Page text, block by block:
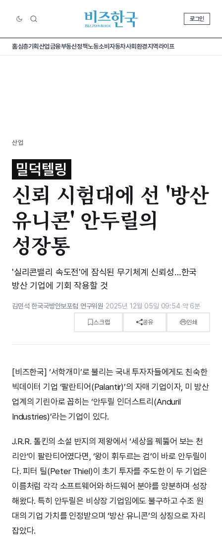
로그인
홈심층기획산업금융부동산정책노동소비 자동차사회환경지역라이프
산업
밀덕텔링
신뢰 시험대에 선 '방산
유니콘' 안두릴의
성장통
'실리콘밸리 속도전'에 잠식된 무기체계 신뢰성…한국
방산 기업에 기회 작용할 것
김민석 한국국방안보포럼 연구위원·2025년 12월 05일 09:54·약 6분
스크랩 공유 인쇄
[비즈한국] ‘서학개미’로 불리는 국내 투자자들에게도 친숙한
빅데이터 기업 ‘팔란티어(Palantir)’의 자매 기업이자, 미 방산
업계의 기린아로 꼽히는 ‘안두릴 인더스트리(Anduril
Industries)’라는 기업이 있다.
J.R.R. 톨킨의 소설 반지의 제왕에서 ‘세상을 꿰뚫어 보는 천
리안’이 팔란티어였다면, ‘왕이 휘두르는 검’이 바로 안두릴이
다. 피터 틸(Peter Thiel)이 초기 투자를 주도한 이 두 기업은
이름처럼 각각 소프트웨어와 하드웨어 분야를 양분하며 성장
해왔다. 특히 안두릴은 비상장 기업임에도 불구하고 수조 원
대의 기업 가치를 인정받으며 ‘방산 유니콘’의 상징으로 자리
잡았다.